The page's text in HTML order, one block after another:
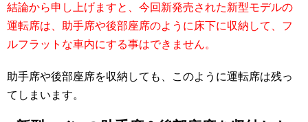
結論から申し上げますと、今回新発売された新型モデルの
運転席は、助手席や後部座席のように床下に収納して、フ
ルフラットな車内にする事はできません。
助手席や後部座席を収納しても、このように運転席は残っ
てしまいます。